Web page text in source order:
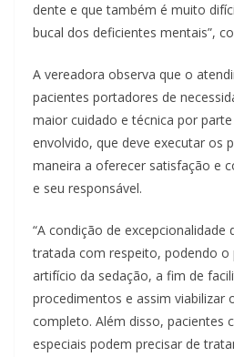
dente e que também é muito
bucal dos deficientes mentais”,
A vereadora observa que o
pacientes portadores de
maior cuidado e técnica por
envolvido, que deve executar os
maneira a oferecer satisfação e
e seu responsável.
“A condição de excepcionalidade
tratada com respeito, podendo o
artifício da sedação, a fim de
procedimentos e assim viabilizar
completo. Além disso, pacientes
especiais podem precisar de